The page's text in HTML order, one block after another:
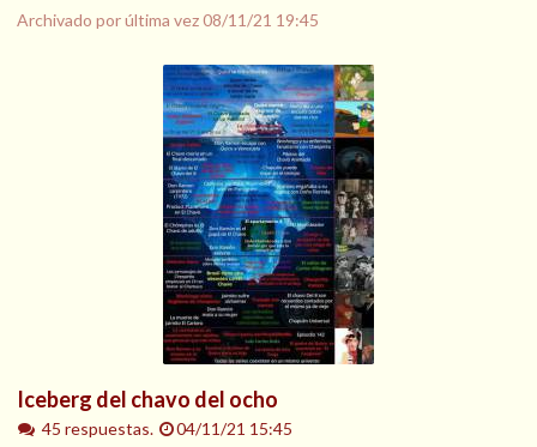
Archivado por última vez08/11/21 19:45
Iceberg del chavo del ocho
45 respuestas.
04/11/21 15:45